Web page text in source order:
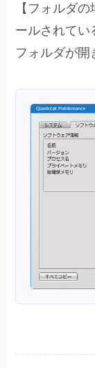
【フォルダ
ールされてい
フォルダが開